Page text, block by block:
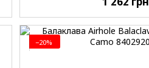
−20%